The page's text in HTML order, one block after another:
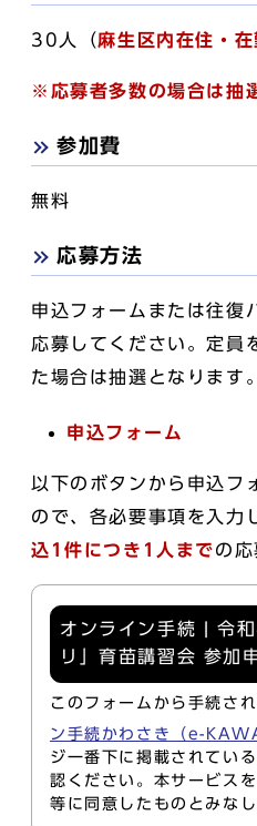
30人（麻生区内在住・
※応募者多数の場合は抽
参加費
無料
応募方法
申込フォームまたは往復
応募してください。定員
た場合は抽選となります。
申込フォーム
以下のボタンから申込フ
ので、各必要事項を入力
込 1件につき1人までの応
オンライン手続 | 令
リ」育苗講習会 参加
このフォームから手続さ
ン手続かわさき（e-
ジ一番下に掲載されている
認ください。本サービス
等に同意したものとみなし